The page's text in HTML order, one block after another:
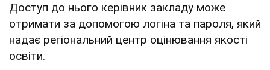
Доступ до нього керівник закладу може
отримати за допомогою логіна та пароля, який
надає регіональний центр оцінювання якості
освіти.